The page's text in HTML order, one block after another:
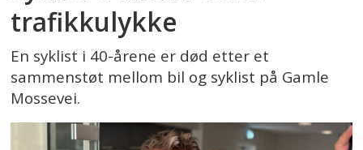
trafikkulykke
En syklist i 40-årene er død etter et
sammenstøt mellom bil og syklist på Gamle
Mossevei.